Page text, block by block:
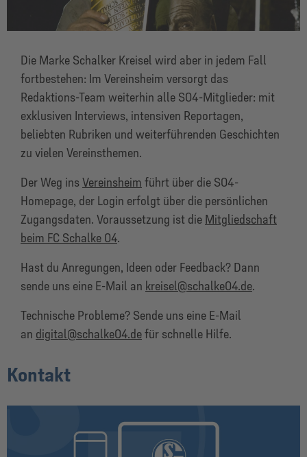
Die Marke Schalker Kreisel wird aber in jedem Fall
fortbestehen: Im Vereinsheim versorgt das
Redaktions-Team weiterhin alle S04-Mitglieder: mit
exklusiven Interviews, intensiven Reportagen,
beliebten Rubriken und weiterführenden Geschichten
zu vielen Vereinsthemen.
Der Weg insVereinsheim führt über die S04-
Homepage, der Login erfolgt über die persönlichen
Zugangsdaten. Voraussetzung ist die Mitgliedschaft
beim FC Schalke 04.
Hast du Anregungen, Ideen oder Feedback? Dann
sende uns eine E-Mail an kreisel@schalke04.de.
Technische Probleme? Sende uns eine E-Mail
an digital@schalke04.defür schnelle Hilfe.
Kontakt